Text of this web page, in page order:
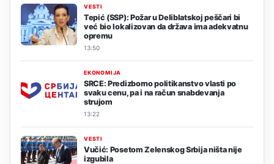
VESTI
Tepić (SSP): Požar u Deliblatskoj peščari bi
već bio lokalizovan da država ima adekvatnu
opremu
13:50
EKONOMIJA
SRCE: Predizborno politikanstvo vlasti po
svaku cenu, pa i na račun snabdevanja
strujom
13:22
VESTI
Vučić: Posetom Zelenskog Srbija ništa nije
izgubila